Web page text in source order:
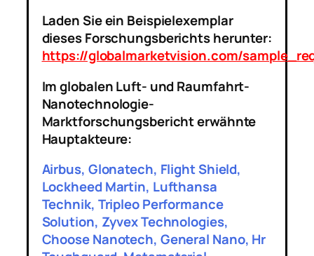
Laden Sie ein Beispielexemplar
dieses Forschungsberichts herunter:
https://globalmarketvision.com/
Im globalen Luft- und Raumfahrt-
Nanotechnologie-
Marktforschungsbericht erwähnte
Hauptakteure:
Airbus, Glonatech, Flight Shield,
Lockheed Martin, Lufthansa
Technik, Tripleo Performance
Solution, Zyvex Technologies,
Choose Nanotech, General Nano, Hr